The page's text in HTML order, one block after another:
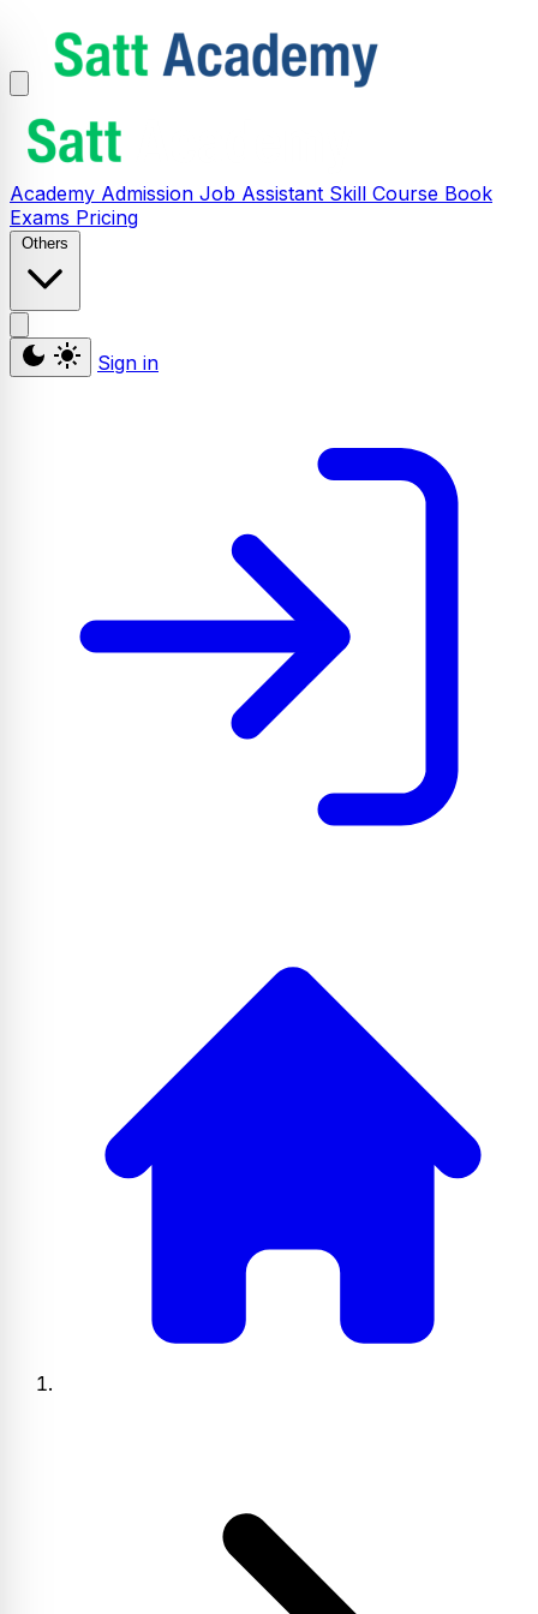
Academy Admission Job Assistant Skill Course Book
Exams Pricing
Others
Sign in